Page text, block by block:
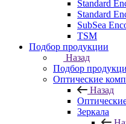
Standard
Standard
SubSea
TSM
Подбор продукции
Назад
Подбор
Оптические
Назад
Зеркала